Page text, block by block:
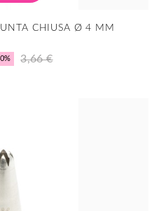
CHIUSA Ø 4 MM
3,66 €